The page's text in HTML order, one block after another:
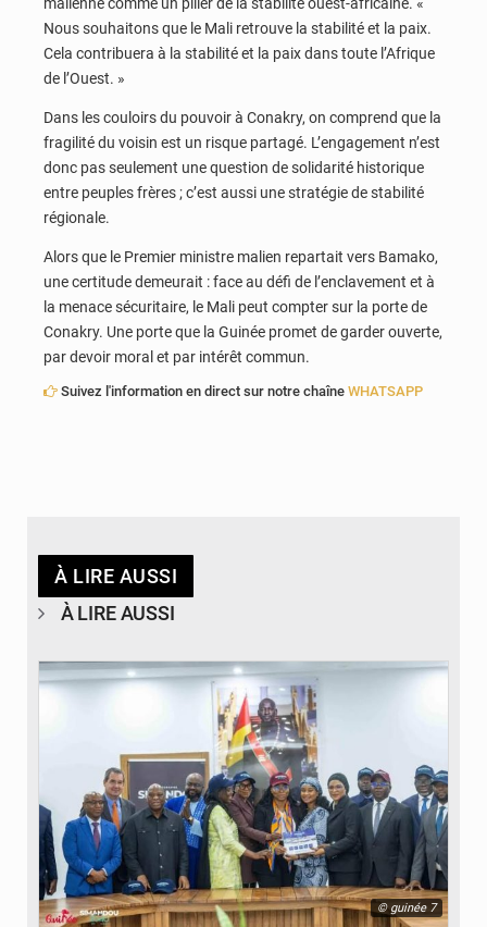
malienne comme un pilier de la stabilité ouest-africaine. «
Nous souhaitons que le Mali retrouve la stabilité et la paix.
Cela contribuera à la stabilité et la paix dans toute l’Afrique
de l’Ouest. »
Dans les couloirs du pouvoir à Conakry, on comprend que la
fragilité du voisin est un risque partagé. L’engagement n’est
donc pas seulement une question de solidarité historique
entre peuples frères ; c’est aussi une stratégie de stabilité
régionale.
Alors que le Premier ministre malien repartait vers Bamako,
une certitude demeurait : face au défi de l’enclavement et à
la menace sécuritaire, le Mali peut compter sur la porte de
Conakry. Une porte que la Guinée promet de garder ouverte,
par devoir moral et par intérêt commun.
Suivez l'information en direct sur notre chaîne WHATSAPP
À LIRE AUSSI
À LIRE AUSSI
© guinée 7